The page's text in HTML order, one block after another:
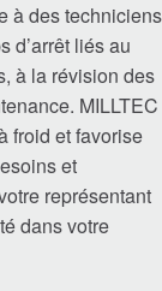
à des techniciens
d’arrêt liés au
à la révision des
MILLTEC
froid et favorise
et
représentant
dans votre